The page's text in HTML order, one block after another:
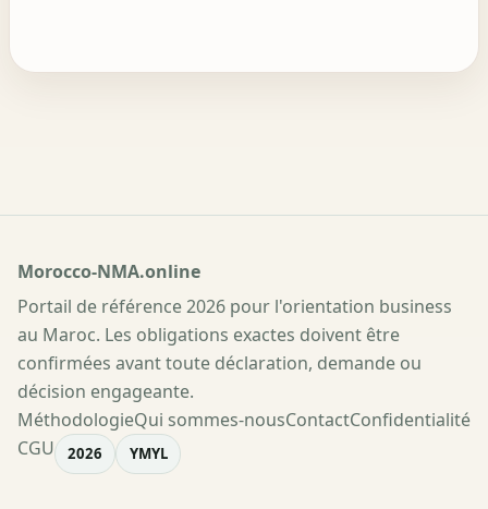
Morocco-NMA.online
Portail de référence 2026 pour l'orientation business
au Maroc. Les obligations exactes doivent être
confirmées avant toute déclaration, demande ou
décision engageante.
MéthodologieQui sommes-nousContactConfidentialité
CGU
2026 YMYL